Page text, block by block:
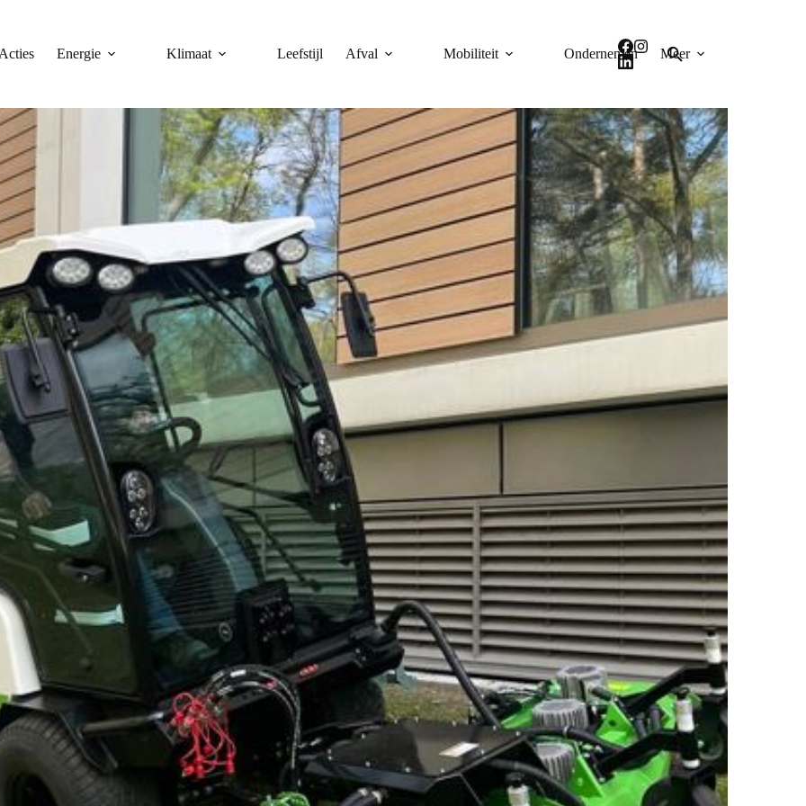
Acties Energie Klimaat Leefstijl Afval Mobiliteit Ondernemen Meer